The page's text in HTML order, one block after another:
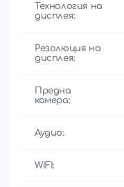
Технология на
дисплея:
Резолюция на
дисплея:
Предна
камера:
Аудио:
WIFI: